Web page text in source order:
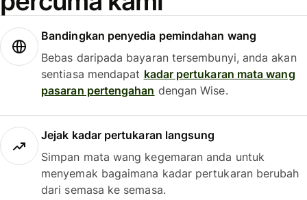
Bandingkan penyedia pemindahan wang
Bebas daripada bayaran tersembunyi, anda akan
sentiasa mendapat kadar pertukaran mata wang
pasaran pertengahan dengan Wise.
Jejak kadar pertukaran langsung
Simpan mata wang kegemaran anda untuk
menyemak bagaimana kadar pertukaran berubah
dari semasa ke semasa.